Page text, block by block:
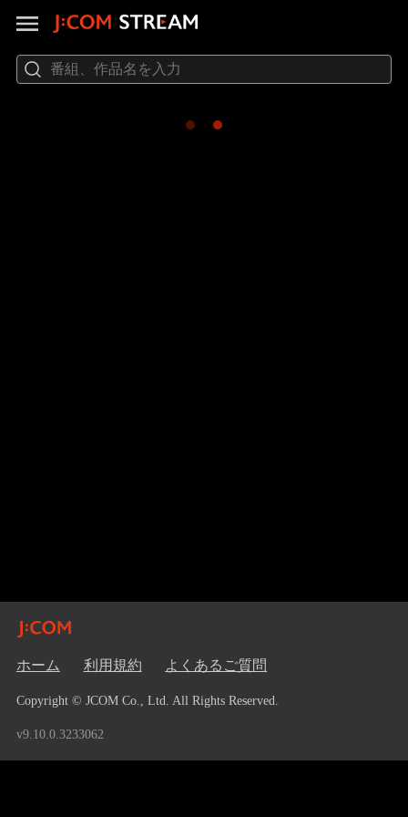
ホーム 利用規約 よくあるご質問
Copyright © JCOM Co., Ltd. All Rights Reserved.
v9.10.0.3233062